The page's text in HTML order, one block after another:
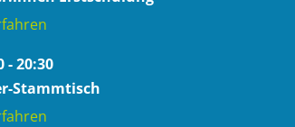
- 20:30
Stammtisch